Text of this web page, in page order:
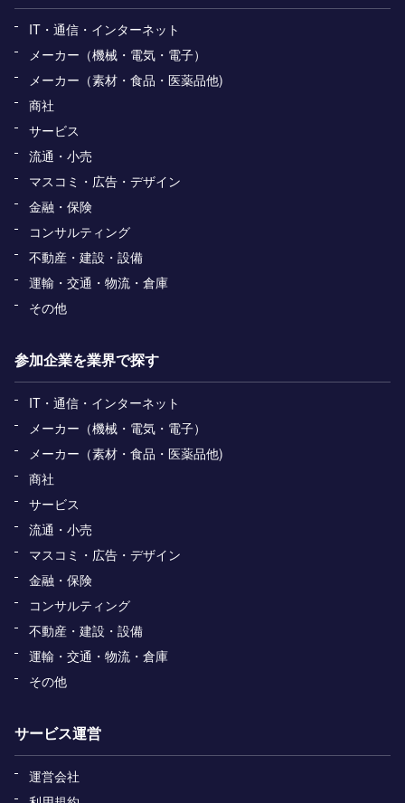
IT・通信・インターネット
メーカー（機械・電気・電子）
メーカー（素材・食品・医薬品他)
商社
サービス
流通・小売
マスコミ・広告・デザイン
金融・保険
コンサルティング
不動産・建設・設備
運輸・交通・物流・倉庫
その他
参加企業を業界で探す
IT・通信・インターネット
メーカー（機械・電気・電子）
メーカー（素材・食品・医薬品他)
商社
サービス
流通・小売
マスコミ・広告・デザイン
金融・保険
コンサルティング
不動産・建設・設備
運輸・交通・物流・倉庫
その他
サービス運営
運営会社